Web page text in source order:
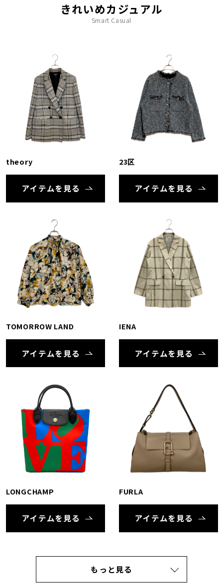
きれいめカジュアル
Smart Casual
theory
アイテムを見る
23区
アイテムを見る
TOMORROW LAND
アイテムを見る
IENA
アイテムを見る
LONGCHAMP
アイテムを見る
FURLA
アイテムを見る
もっと見る